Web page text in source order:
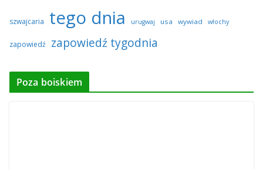
szwajcaria tego dnia urugwaj usa wywiad włochy
zapowiedź zapowiedź tygodnia
Poza boiskiem